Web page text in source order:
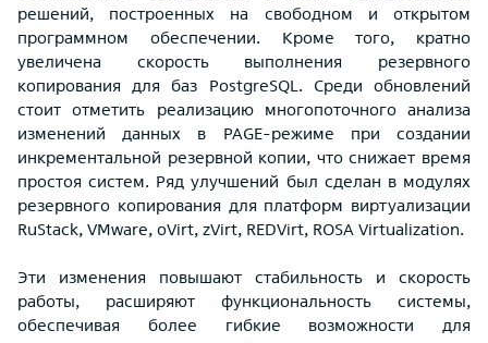
решений, построенных на свободном и открытом
программном обеспечении. Кроме того, кратно
увеличена скорость выполнения резервного
копирования для баз PostgreSQL. Среди обновлений
стоит отметить реализацию многопоточного анализа
изменений данных в PAGE-режиме при создании
инкрементальной резервной копии, что снижает время
простоя систем. Ряд улучшений был сделан в модулях
резервного копирования для платформ виртуализации
RuStack, VMware, oVirt, zVirt, REDVirt, ROSA Virtualization.
Эти изменения повышают стабильность и скорость
работы, расширяют функциональность системы,
обеспечивая более гибкие возможности для